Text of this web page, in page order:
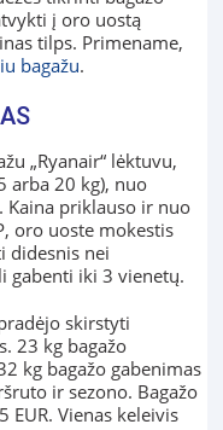
į oro uostą
tilps. Primename,
bagažu.
„Ryanair“ lėktuvu,
arba 20 kg), nuo
Kaina priklauso ir nuo
oro uoste mokestis
didesnis nei
gabenti iki 3 vienetų.
skirstyti
23 kg bagažo
kg bagažo gabenimas
ir sezono. Bagažo
EUR. Vienas keleivis